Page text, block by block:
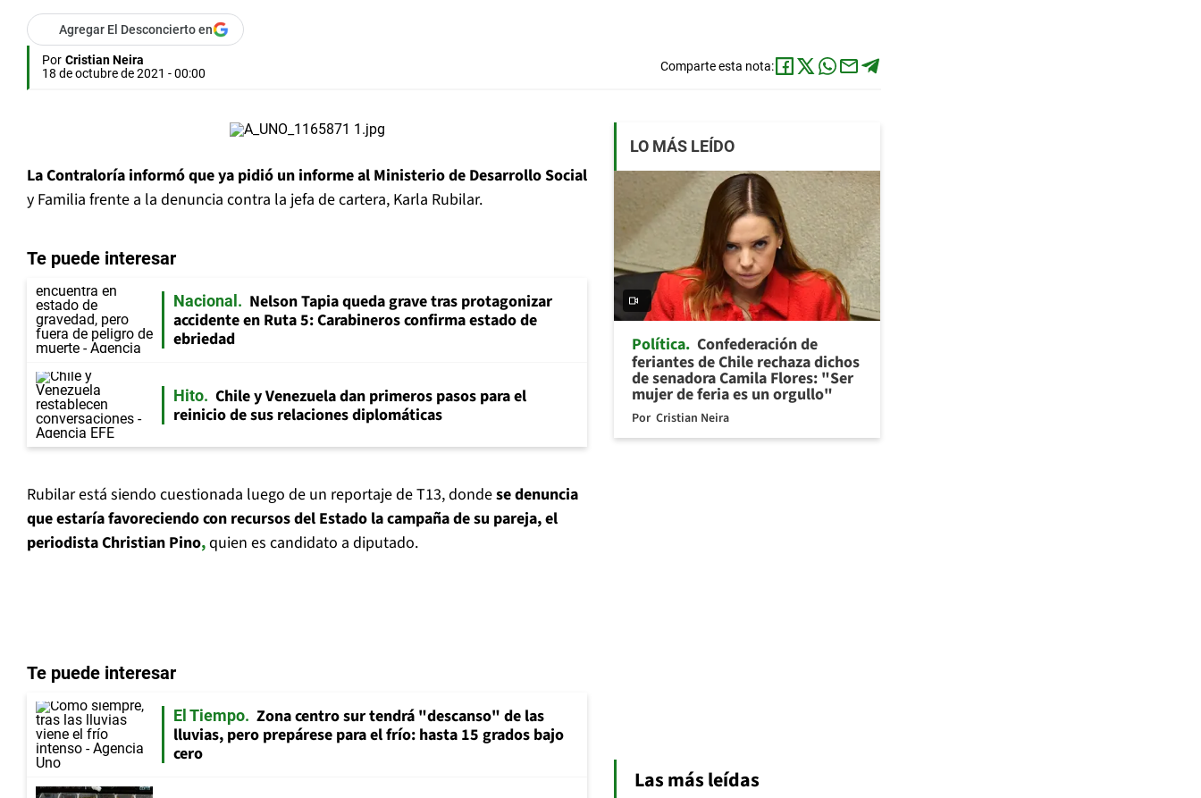
Agregar El Desconcierto en
Por Cristian Neira
18 de octubre de 2021 - 00:00
Comparte esta nota:
La Contraloría informó que ya pidió un informe al Ministerio de Desarrollo Social
y Familia frente a la denuncia contra la jefa de cartera, Karla Rubilar.
Te puede interesar
Nacional
Nelson Tapia queda grave tras protagonizar
accidente en Ruta 5: Carabineros confirma estado de
ebriedad
Hito
Chile y Venezuela dan primeros pasos para el
reinicio de sus relaciones diplomáticas
Rubilar está siendo cuestionada luego de un reportaje de T13, dondese denuncia
que estaría favoreciendo con recursos del Estado la campaña de su pareja, el
periodista Christian Pino,quien es candidato a diputado.
Te puede interesar
El Tiempo
Zona centro sur tendrá "descanso" de las
lluvias, pero prepárese para el frío: hasta 15 grados bajo
cero
LO MÁS LEÍDO
Política Confederación de
feriantes de Chile rechaza dichos
de senadora Camila Flores: "Ser
mujer de feria es un orgullo"
Por Cristian Neira
Las más leídas